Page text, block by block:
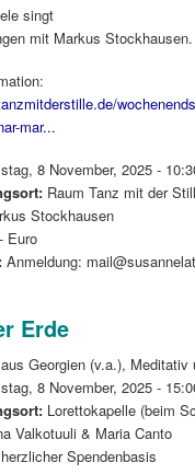
singt
mit Markus Stockhausen.
mar...
8 November, 2025 -
Raum Tanz mit der
Stockhausen
Euro
Anmeldung:
Erde
Georgien (v.a.), Meditativ
8 November, 2025 -
Lorettokapelle (beim
Valkotuuli & Maria Canto
Spendenbasis